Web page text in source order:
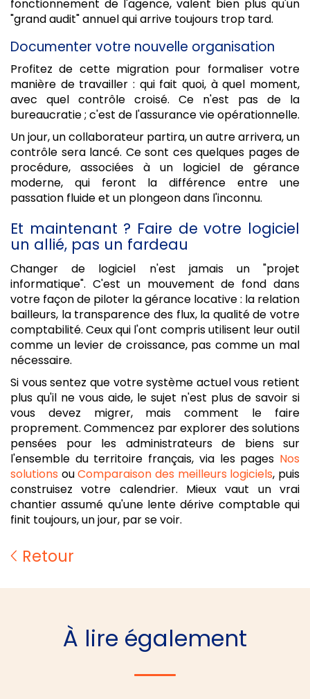
fonctionnement de l'agence, valent bien plus qu'un
"grand audit" annuel qui arrive toujours trop tard.
Documenter votre nouvelle organisation
Profitez de cette migration pour formaliser votre
manière de travailler : qui fait quoi, à quel moment,
avec quel contrôle croisé. Ce n'est pas de la
bureaucratie ; c'est de l'assurance vie opérationnelle.
Un jour, un collaborateur partira, un autre arrivera, un
contrôle sera lancé. Ce sont ces quelques pages de
procédure, associées à un logiciel de gérance
moderne, qui feront la différence entre une
passation fluide et un plongeon dans l'inconnu.
Et maintenant ? Faire de votre logiciel
un allié, pas un fardeau
Changer de logiciel n'est jamais un "projet
informatique". C'est un mouvement de fond dans
votre façon de piloter la gérance locative : la relation
bailleurs, la transparence des flux, la qualité de votre
comptabilité. Ceux qui l'ont compris utilisent leur outil
comme un levier de croissance, pas comme un mal
nécessaire.
Si vous sentez que votre système actuel vous retient
plus qu'il ne vous aide, le sujet n'est plus de savoir si
vous devez migrer, mais comment le faire
proprement. Commencez par explorer des solutions
pensées pour les administrateurs de biens sur
l'ensemble du territoire français, via les pages Nos
solutions ouComparaison des meilleurs logiciels, puis
construisez votre calendrier. Mieux vaut un vrai
chantier assumé qu'une lente dérive comptable qui
finit toujours, un jour, par se voir.
Retour
À lire également